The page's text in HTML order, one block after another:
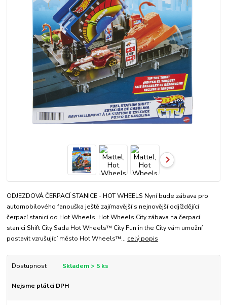
ODJEZDOVÁ ČERPACÍ STANICE - HOT WHEELS Nyní bude zábava pro
automobilového fanouška ještě zajímavější s nejnovější odjíždějící
čerpací stanicí od Hot Wheels. Hot Wheels City zábava na čerpací
stanici Shift City Sada Hot Wheels™ City Fun in the City vám umožní
postavit vzrušující město Hot Wheels™... celý popis
Dostupnost Skladem > 5 ks
Nejsme plátci DPH